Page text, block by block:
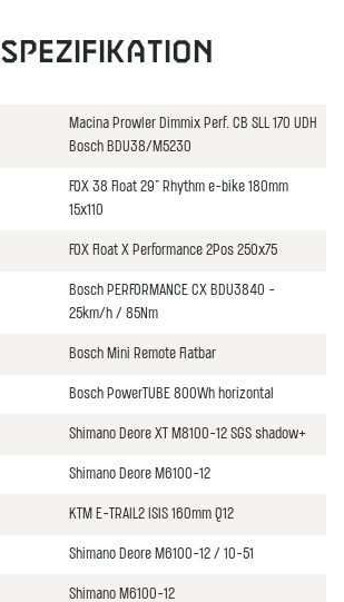
Spezifikation
Macina Prowler Dimmix Perf. CB SLL 170 UDH
Bosch BDU38/M5230
FOX 38 Float 29" Rhythm e-bike 180mm
15x110
FOX Float X Performance 2Pos 250x75
Bosch PERFORMANCE CX BDU3840 -
25km/h / 85Nm
Bosch Mini Remote Flatbar
Bosch PowerTUBE 800Wh horizontal
Shimano Deore XT M8100-12 SGS shadow+
Shimano Deore M6100-12
KTM E-TRAIL2 ISIS 160mm Q12
Shimano Deore M6100-12 / 10-51
Shimano M6100-12